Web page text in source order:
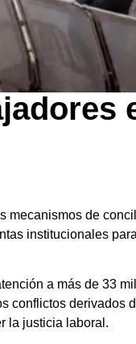
de
institucionales
a más de 33
conflictos
la justicia laboral.